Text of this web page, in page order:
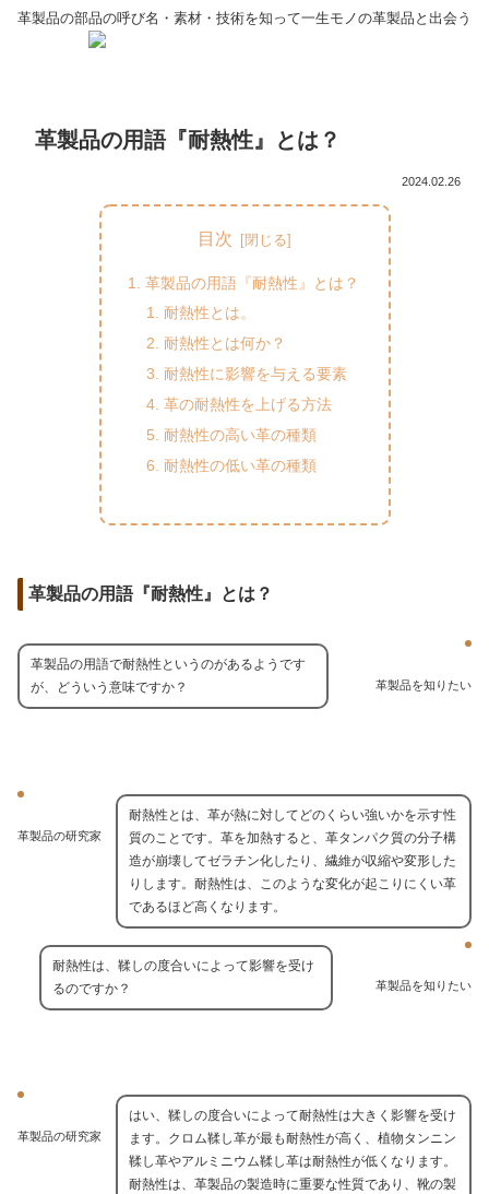
革製品の部品の呼び名・素材・技術を知って一生モノの革製品と出会う
革製品の用語『耐熱性』とは？
2024.02.26
目次
革製品の用語『耐熱性』とは？
耐熱性とは。
耐熱性とは何か？
耐熱性に影響を与える要素
革の耐熱性を上げる方法
耐熱性の高い革の種類
耐熱性の低い革の種類
革製品の用語『耐熱性』とは？
革製品を知りたい
革製品の用語で耐熱性というのがあるようです
が、どういう意味ですか？
革製品の研究家
耐熱性とは、革が熱に対してどのくらい強いかを示す性
質のことです。革を加熱すると、革タンパク質の分子構
造が崩壊してゼラチン化したり、繊維が収縮や変形した
りします。耐熱性は、このような変化が起こりにくい革
であるほど高くなります。
革製品を知りたい
耐熱性は、鞣しの度合いによって影響を受け
るのですか？
革製品の研究家
はい、鞣しの度合いによって耐熱性は大きく影響を受け
ます。クロム鞣し革が最も耐熱性が高く、植物タンニン
鞣し革やアルミニウム鞣し革は耐熱性が低くなります。
耐熱性は、革製品の製造時に重要な性質であり、靴の製